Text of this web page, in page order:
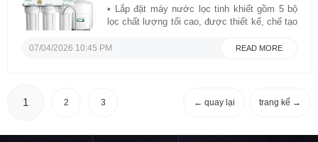
• Lắp đặt máy nước lọc tinh khiết gồm 5 bộ
lọc chất lượng tối cao, được thiết kế, chế tạo
nước và sức khỏe của bạn.• Hệ thống lọc sử
07/04/2026 10:45 PM READ MORE
1 2 3 ← quay lại trang kế →